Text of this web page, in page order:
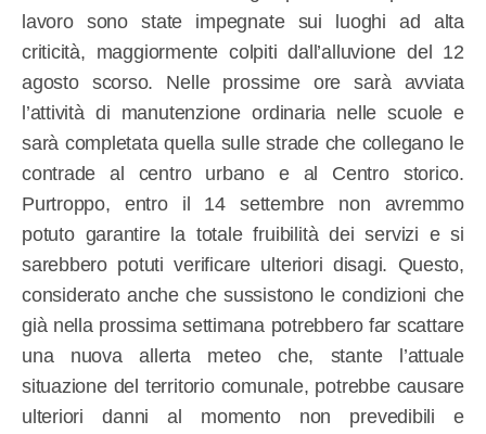
lavoro sono state impegnate sui luoghi ad alta
criticità, maggiormente colpiti dall’alluvione del 12
agosto scorso. Nelle prossime ore sarà avviata
l’attività di manutenzione ordinaria nelle scuole e
sarà completata quella sulle strade che collegano le
contrade al centro urbano e al Centro storico.
Purtroppo, entro il 14 settembre non avremmo
potuto garantire la totale fruibilità dei servizi e si
sarebbero potuti verificare ulteriori disagi. Questo,
considerato anche che sussistono le condizioni che
già nella prossima settimana potrebbero far scattare
una nuova allerta meteo che, stante l’attuale
situazione del territorio comunale, potrebbe causare
ulteriori danni al momento non prevedibili e